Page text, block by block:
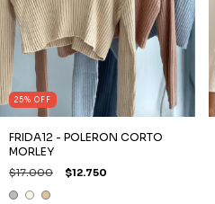
25% OFF
FRIDA12 - POLERON CORTO
MORLEY
$17.000 $12.750